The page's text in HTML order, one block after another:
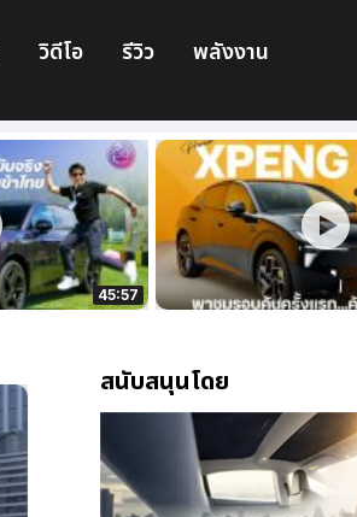
วิดีโอ รีวิว พลังงาน
45:57
สนับสนุนโดย